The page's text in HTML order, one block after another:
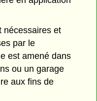
nécessaires et
par le
est amené dans
ou un garage
aux fins de